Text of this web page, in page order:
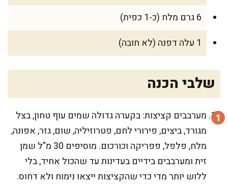
6 גרם מלח (כ-1 כפית)
1 עלה דפנה (לא חובה)
שלבי הכנה
מערבבים קציצות: בקערה גדולה שמים עוף טחון, בצל
מגורד, ביצים, פירורי לחם, פטרוזיליה, שום, גזר, אפונה,
מלח, פלפל, פפריקה וכורכום. מוסיפים 30 מ"ל שמן
זית ומערבבים בידיים בעדינות עד שהכול אחיד, בלי
ללוש יותר מדי כדי שהקציצות ייצאו נימוח ולא דחוס.